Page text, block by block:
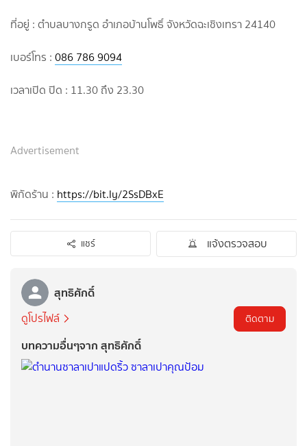
ที่อยู่ : ตำบลบางกรูด อำเภอบ้านโพธิ์ จังหวัดฉะเชิงเทรา 24140
เบอร์โทร : 086 786 9094
เวลาเปิด ปิด : 11.30 ถึง 23.30
Advertisement
พิกัดร้าน : https://bit.ly/2SsDBxE
แชร์ แจ้งตรวจสอบ
สุทธิศักดิ์
ดูโปรไฟล์ ติดตาม
บทความอื่นๆจาก สุทธิศักดิ์